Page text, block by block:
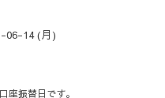
06-14 (月)
座振替日です。